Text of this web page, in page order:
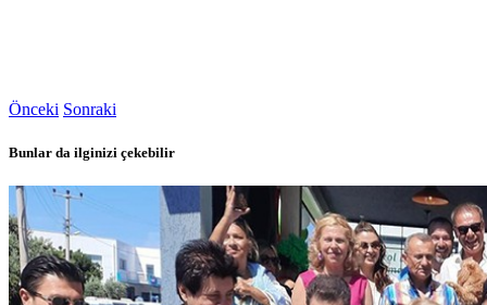
Önceki Sonraki
Bunlar da ilginizi çekebilir